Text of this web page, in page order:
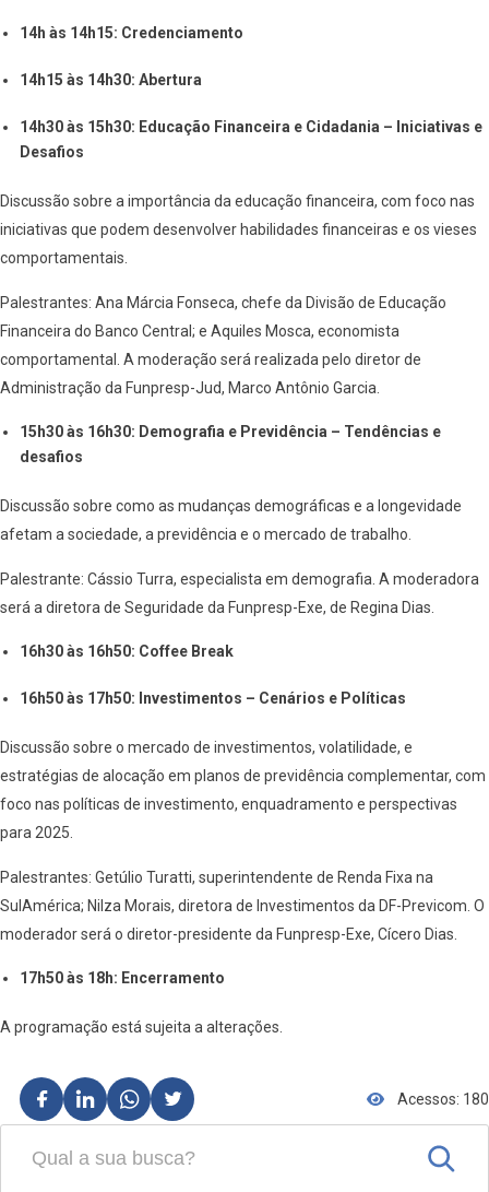
14h às 14h15: Credenciamento
14h15 às 14h30: Abertura
14h30 às 15h30: Educação Financeira e Cidadania – Iniciativas e
Desafios
Discussão sobre a importância da educação financeira, com foco nas
iniciativas que podem desenvolver habilidades financeiras e os vieses
comportamentais.
Palestrantes: Ana Márcia Fonseca, chefe da Divisão de Educação
Financeira do Banco Central; e Aquiles Mosca, economista
comportamental. A moderação será realizada pelo diretor de
Administração da Funpresp-Jud, Marco Antônio Garcia.
15h30 às 16h30: Demografia e Previdência – Tendências e
desafios
Discussão sobre como as mudanças demográficas e a longevidade
afetam a sociedade, a previdência e o mercado de trabalho.
Palestrante: Cássio Turra, especialista em demografia. A moderadora
será a diretora de Seguridade da Funpresp-Exe, de Regina Dias.
16h30 às 16h50: Coffee Break
16h50 às 17h50: Investimentos – Cenários e Políticas
Discussão sobre o mercado de investimentos, volatilidade, e
estratégias de alocação em planos de previdência complementar, com
foco nas políticas de investimento, enquadramento e perspectivas
para 2025.
Palestrantes: Getúlio Turatti, superintendente de Renda Fixa na
SulAmérica; Nilza Morais, diretora de Investimentos da DF-Previcom. O
moderador será o diretor-presidente da Funpresp-Exe, Cícero Dias.
17h50 às 18h: Encerramento
A programação está sujeita a alterações.
Acessos: 180